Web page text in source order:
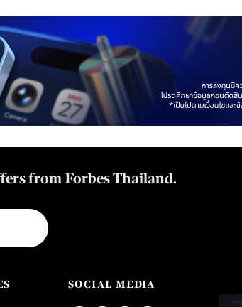
from Forbes Thailand.
SOCIAL MEDIA